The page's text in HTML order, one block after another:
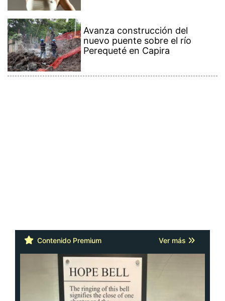
Avanza construcción del
nuevo puente sobre el río
Perequeté en Capira
Contenido Premium Ver más